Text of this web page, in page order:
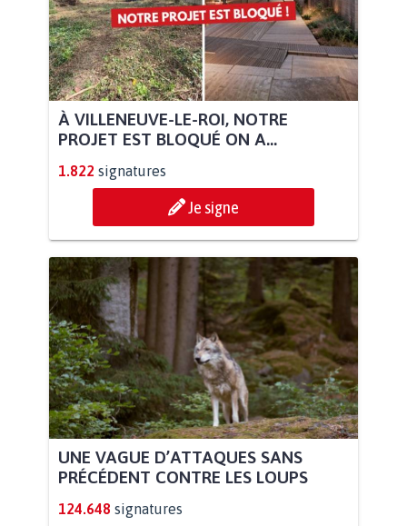
À VILLENEUVE-LE-ROI, NOTRE
PROJET EST BLOQUÉ ON A...
1.822 signatures
Je signe
UNE VAGUE D’ATTAQUES SANS
PRÉCÉDENT CONTRE LES LOUPS
124.648 signatures